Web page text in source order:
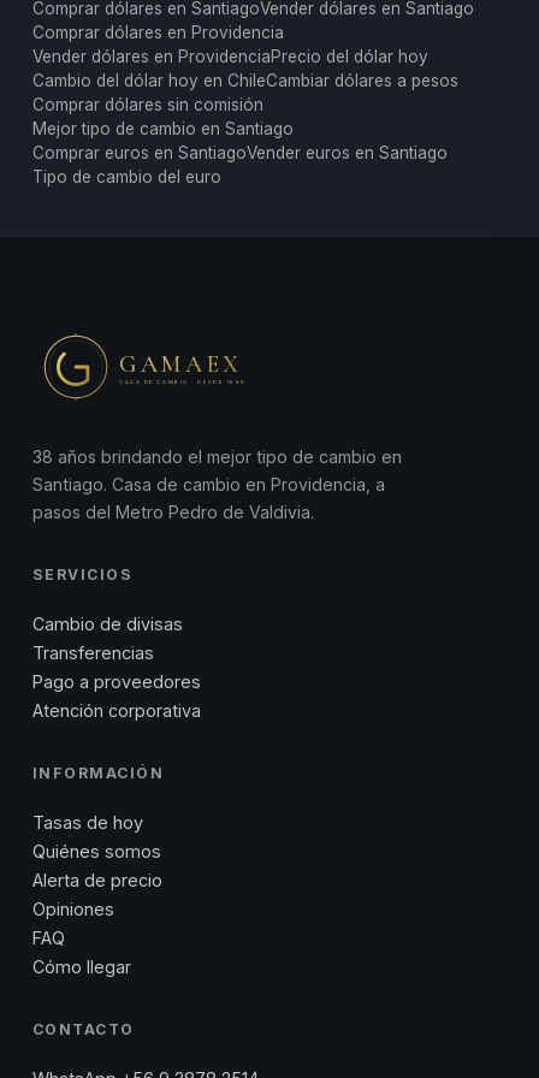
Comprar dólares en SantiagoVender dólares en Santiago
Comprar dólares en Providencia
Vender dólares en ProvidenciaPrecio del dólar hoy
Cambio del dólar hoy en ChileCambiar dólares a pesos
Comprar dólares sin comisión
Mejor tipo de cambio en Santiago
Comprar euros en SantiagoVender euros en Santiago
Tipo de cambio del euro
GAMAEX
CASA DE CAMBIO · DESDE 1988
38 años brindando el mejor tipo de cambio en
Santiago. Casa de cambio en Providencia, a
pasos del Metro Pedro de Valdivia.
SERVICIOS
Cambio de divisas
Transferencias
Pago a proveedores
Atención corporativa
INFORMACIÓN
Tasas de hoy
Quiénes somos
Alerta de precio
Opiniones
FAQ
Cómo llegar
CONTACTO